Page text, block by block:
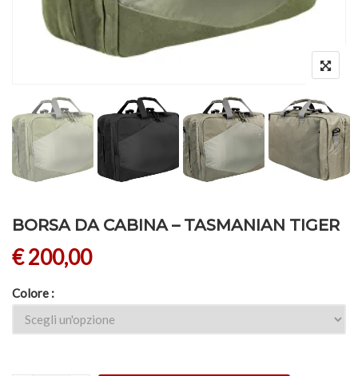
BORSA DA CABINA – TASMANIAN TIGER
€200,00
Colore